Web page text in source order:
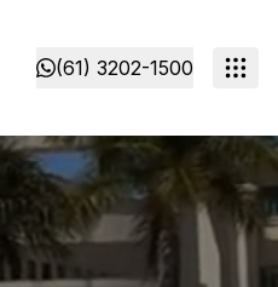
(61) 3202-1500